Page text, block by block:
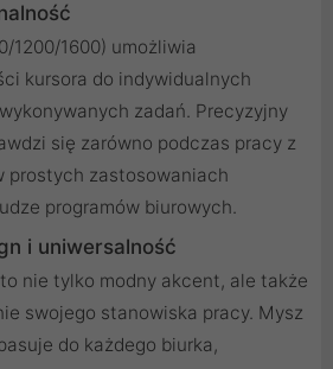
1200/1600) umożliwia
kursora do indywidualnych
zadań. Precyzyjny
się zarówno podczas pracy z
prostych zastosowaniach
programów biurowych.
i uniwersalność
nie tylko modny akcent, ale także
swojego stanowiska pracy. Mysz
do każdego biurka,